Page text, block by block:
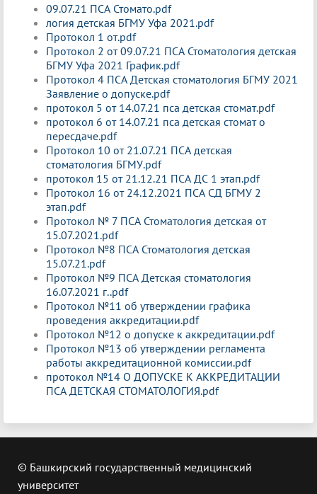
09.07.21 ПСА Стомато.pdf
логия детская БГМУ Уфа 2021.pdf
Протокол 1 от.pdf
Протокол 2 от 09.07.21 ПСА Стоматология детская
БГМУ Уфа 2021 График.pdf
Протокол 4 ПСА Детская стоматология БГМУ 2021
Заявление о допуске.pdf
протокол 5 от 14.07.21 пса детская стомат.pdf
протокол 6 от 14.07.21 пса детская стомат о
пересдаче.pdf
Протокол 10 от 21.07.21 ПСА детская
стоматология БГМУ.pdf
протокол 15 от 21.12.21 ПСА ДС 1 этап.pdf
Протокол 16 от 24.12.2021 ПСА СД БГМУ 2
этап.pdf
Протокол № 7 ПСА Стоматология детская от
15.07.2021.pdf
Протокол №8 ПСА Стоматология детская
15.07.21.pdf
Протокол №9 ПСА Детская стоматология
16.07.2021 г..pdf
Протокол №11 об утверждении графика
проведения аккредитации.pdf
Протокол №12 о допуске к аккредитации.pdf
Протокол №13 об утверждении регламента
работы аккредитационной комиссии.pdf
протокол №14 О ДОПУСКЕ К АККРЕДИТАЦИИ
ПСА ДЕТСКАЯ СТОМАТОЛОГИЯ.pdf
© Башкирский государственный медицинский
университет